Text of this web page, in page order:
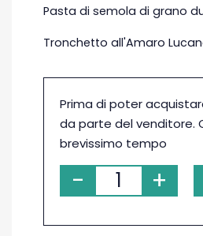
Pasta di semola di grano
Tronchetto all'Amaro
Prima di poter
da parte del venditore.
brevissimo tempo
- +